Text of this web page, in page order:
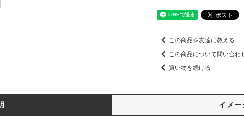
この商品を友達に教える
この商品について問い合わ
買い物を続ける
イメー